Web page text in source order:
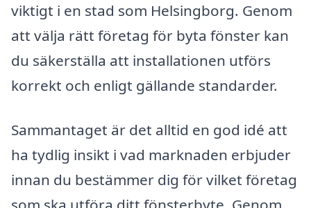
viktigt i en stad som Helsingborg. Genom
att välja rätt företag för byta fönster kan
du säkerställa att installationen utförs
korrekt och enligt gällande standarder.
Sammantaget är det alltid en god idé att
ha tydlig insikt i vad marknaden erbjuder
innan du bestämmer dig för vilket företag